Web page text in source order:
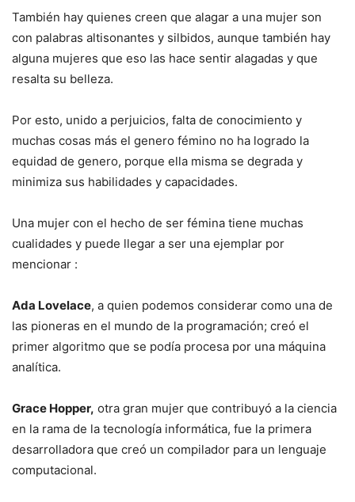
También hay quienes creen que alagar a una mujer son
con palabras altisonantes y silbidos, aunque también hay
alguna mujeres que eso las hace sentir alagadas y que
resalta su belleza.
Por esto, unido a perjuicios, falta de conocimiento y
muchas cosas más el genero fémino no ha logrado la
equidad de genero, porque ella misma se degrada y
minimiza sus habilidades y capacidades.
Una mujer con el hecho de ser fémina tiene muchas
cualidades y puede llegar a ser una ejemplar por
mencionar :
Ada Lovelace, a quien podemos considerar como una de
las pioneras en el mundo de la programación; creó el
primer algoritmo que se podía procesa por una máquina
analítica.
Grace Hopper, otra gran mujer que contribuyó a la ciencia
en la rama de la tecnología informática, fue la primera
desarrolladora que creó un compilador para un lenguaje
computacional.